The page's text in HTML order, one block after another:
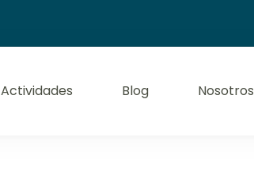
Actividades Blog Nosotros